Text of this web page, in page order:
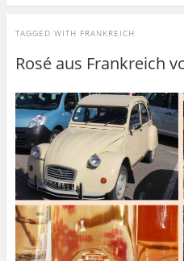
TAGGED WITH FRANKREICH
Rosé aus Frankreich